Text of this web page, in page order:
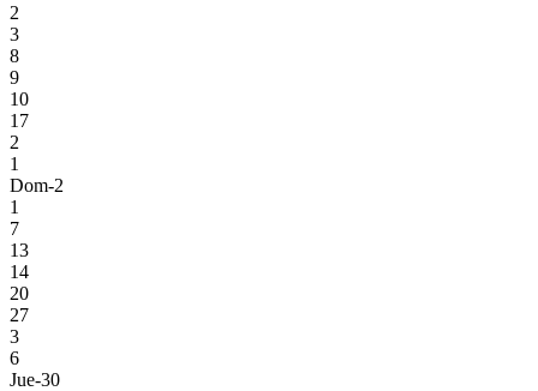
2
3
8
9
10
17
2
1
Dom-2
1
7
13
14
20
27
3
6
Jue-30